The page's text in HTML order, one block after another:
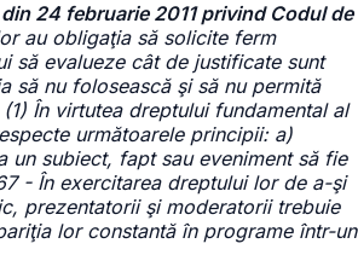
24 februarie 2011 privind Codul de
au obligaţia să solicite ferm
să evalueze cât de justificate sunt
să nu folosească şi să nu permită
În virtutea dreptului fundamental al
următoarele principii: a)
subiect, fapt sau eveniment să fie
- În exercitarea dreptului lor de a-şi
prezentatorii şi moderatorii trebuie
lor constantă în programe într-un